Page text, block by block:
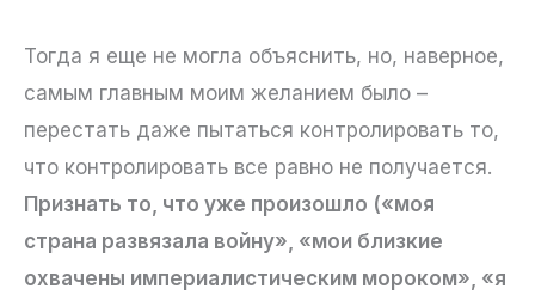
Тогда я еще не могла объяснить, но, наверное,
самым главным моим желанием было –
перестать даже пытаться контролировать то,
что контролировать все равно не получается.
Признать то, что уже произошло («моя
страна развязала войну», «мои близкие
охвачены империалистическим мороком», «я